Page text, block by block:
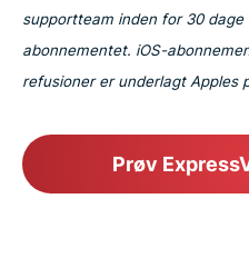
supportteam inden for 30
abonnementet. iOS-
refusioner er underlagt Apples
Prøv